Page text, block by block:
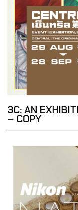
3C: AN
– COPY